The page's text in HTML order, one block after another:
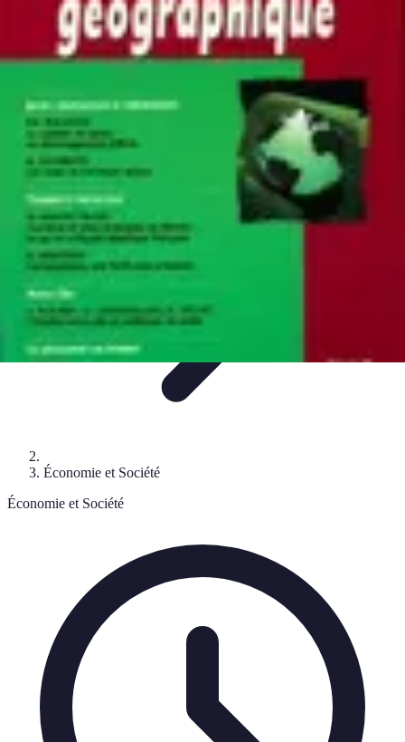
Atlas Géographique
TendancesPerception et Utilisation Guide d'achat Éducation et
Apprentissage Atlas Thématiques
Atlas Géographique
Économie et Société
Économie et Société